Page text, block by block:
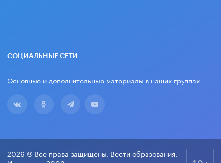
СОЦИАЛЬНЫЕ СЕТИ
Основные и дополнительные материалы в наших группах
2026 © Все права защищены. Вести образования.